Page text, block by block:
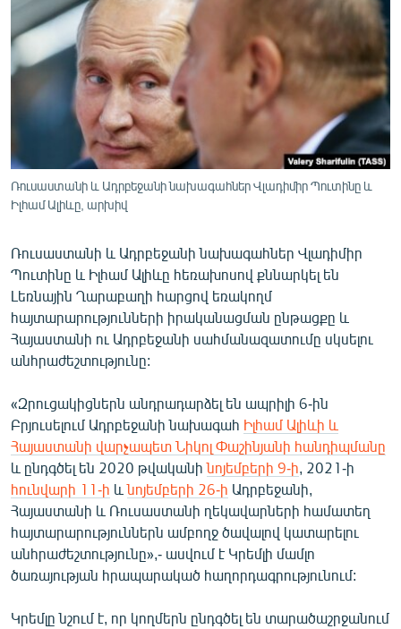
ՄԻՋԱԶԳԱՅԻՆ
ՄՇԱԿՈՒՅԹ
ՍՊՈՐՏ
ՄԵԿՆԱԲԱՆՈՒԹՅՈՒՆ
ՏՏ ԵՒ ԻՆՏԵՐՆԵՏ
ԱՐԽԻՎ
ԲԱՆԱՎԵՃ
ՁԳՏԵԼՈՎ ԼԱՎԱԳՈՒՅՆԻՆ
ՓՈԴՔԱՍԹ
English
Русский
ՀԵՏԵՎԵՔ ՄԵԶ
«Ազատության» բոլոր կայքերը
Ռուսաստանի և Ադրբեջանի նախագահներ Վլադիմիր Պուտինը և
Իլհամ Ալիևը, արխիվ
Ռուսաստանի և Ադրբեջանի նախագահներ Վլադիմիր
Պուտինը և Իլհամ Ալիևը հեռախոսով քննարկել են
Լեռնային Ղարաբաղի հարցով եռակողմ
հայտարարությունների իրականացման ընթացքը և
Հայաստանի ու Ադրբեջանի սահմանազատումը սկսելու
անհրաժեշտությունը:
«Զրուցակիցներն անդրադարձել են ապրիլի 6-ին
Բրյուսելում Ադրբեջանի նախագահ Իլհամ Ալիևի և
Հայաստանի վարչապետ Նիկոլ Փաշինյանի հանդիպմանը
և ընդգծել են 2020 թվականինոյեմբերի 9-ի , 2021-ի
հունվարի 11-ի ևնոյեմբերի 26-ի Ադրբեջանի,
Հայաստանի և Ռուսաստանի ղեկավարների համատեղ
հայտարարություններն ամբողջ ծավալով կատարելու
անհրաժեշտությունը»,- ասվում է Կրեմլի մամլո
ծառայության հրապարակած հաղորդագրությունում:
Կրեմլը նշում է, որ կողմերն ընդգծել են տարածաշրջանում